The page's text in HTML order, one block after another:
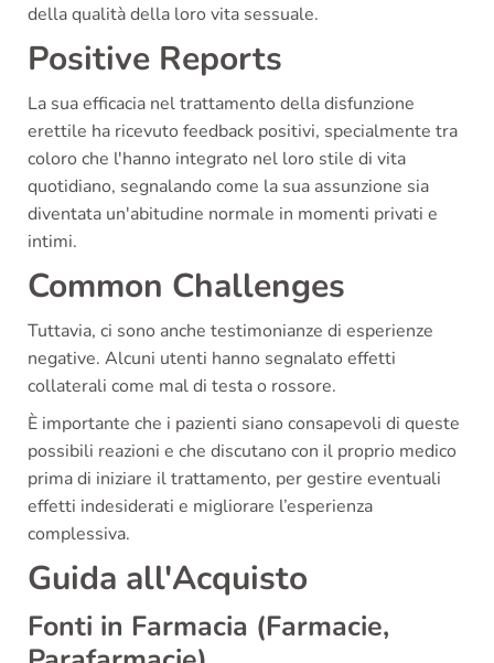
della qualità della loro vita sessuale.
Positive Reports
La sua efficacia nel trattamento della disfunzione
erettile ha ricevuto feedback positivi, specialmente tra
coloro che l'hanno integrato nel loro stile di vita
quotidiano, segnalando come la sua assunzione sia
diventata un'abitudine normale in momenti privati e
intimi.
Common Challenges
Tuttavia, ci sono anche testimonianze di esperienze
negative. Alcuni utenti hanno segnalato effetti
collaterali come mal di testa o rossore.
È importante che i pazienti siano consapevoli di queste
possibili reazioni e che discutano con il proprio medico
prima di iniziare il trattamento, per gestire eventuali
effetti indesiderati e migliorare l’esperienza
complessiva.
Guida all'Acquisto
Fonti in Farmacia (Farmacie,